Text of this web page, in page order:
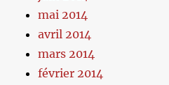
mai 2014
avril 2014
mars 2014
février 2014